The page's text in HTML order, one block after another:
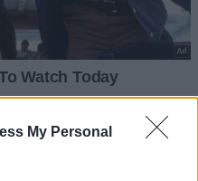
My Personal